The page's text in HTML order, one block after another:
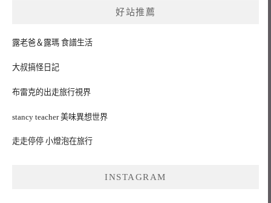
好站推薦
露老爸＆露瑪 食譜生活
大叔搞怪日記
布雷克的出走旅行視界
stancy teacher 美味異想世界
走走停停 小燈泡在旅行
INSTAGRAM